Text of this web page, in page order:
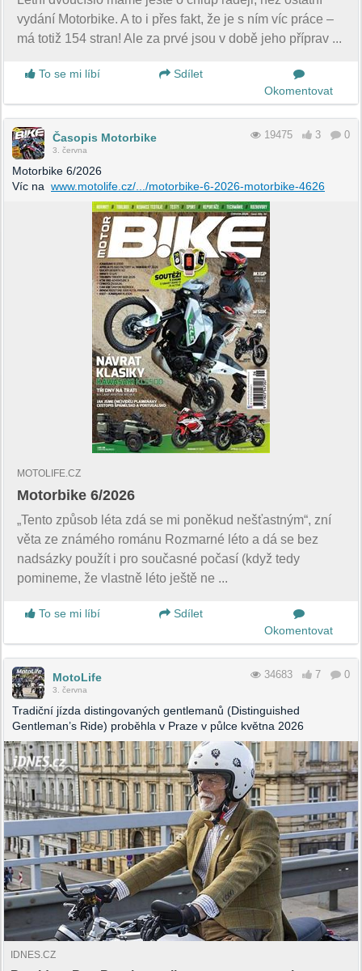
vydání Motorbike. A to i přes fakt, že je s ním víc práce –
má totiž 154 stran! Ale za prvé jsou v době jeho příprav ...
To se mi líbí
Sdílet
Okomentovat
Časopis Motorbike
3. června
19475 3 0
Motorbike 6/2026
Víc na www.motolife.cz/.../motorbike-6-2026-motorbike-4626
MOTOLIFE.CZ
Motorbike 6/2026
„Tento způsob léta zdá se mi poněkud nešťastným“, zní
věta ze známého románu Rozmarné léto a dá se bez
nadsázky použít i pro současné počasí (když tedy
pomineme, že vlastně léto ještě ne ...
To se mi líbí
Sdílet
Okomentovat
MotoLife
3. června
34683 7 0
Tradiční jízda distingovaných gentlemanů (Distinguished
Gentleman’s Ride) proběhla v Praze v půlce května 2026
IDNES.CZ